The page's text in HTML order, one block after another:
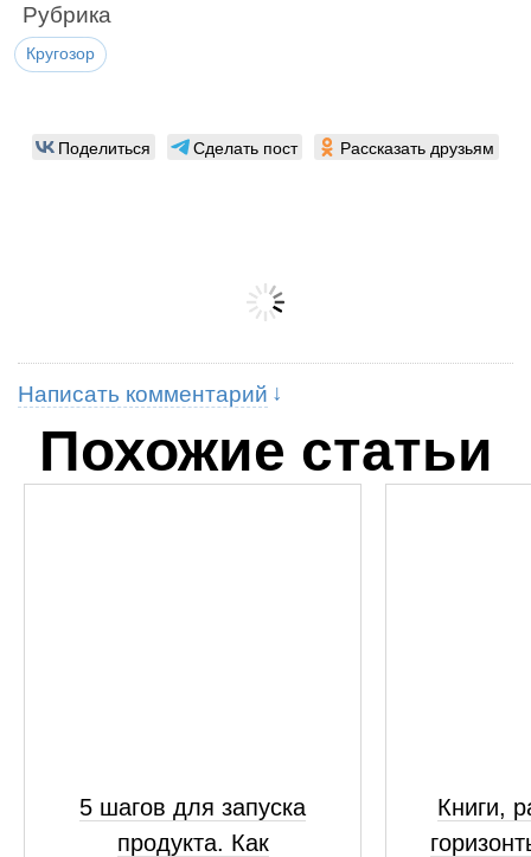
Рубрика
Кругозор
Поделиться Сделать пост Рассказать друзьям
Написать комментарий
Похожие статьи
5 шагов для запуска
продукта. Как
Книги,